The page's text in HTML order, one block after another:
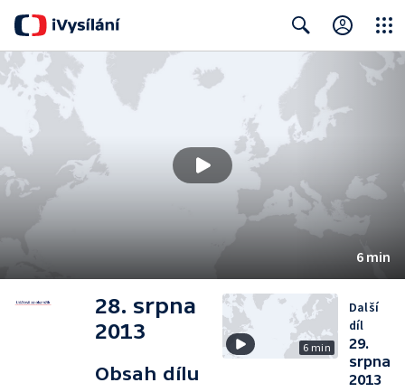
Search
6 min
28. srpna
2013
Obsah dílu
6 min
Další
díl
29.
srpna
2013